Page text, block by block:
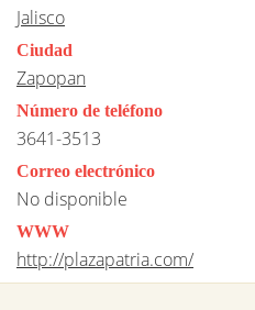
Jalisco
Ciudad
Zapopan
Número de teléfono
3641-3513
Correo electrónico
No disponible
WWW
http://plazapatria.com/